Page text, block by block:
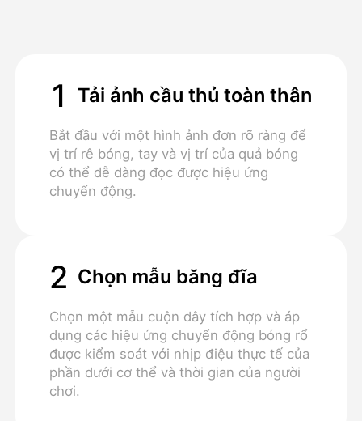
1 Tải ảnh cầu thủ toàn thân
Bắt đầu với một hình ảnh đơn rõ ràng để
vị trí rê bóng, tay và vị trí của quả bóng
có thể dễ dàng đọc được hiệu ứng
chuyển động.
2 Chọn mẫu băng đĩa
Chọn một mẫu cuộn dây tích hợp và áp
dụng các hiệu ứng chuyển động bóng rổ
được kiểm soát với nhịp điệu thực tế của
phần dưới cơ thể và thời gian của người
chơi.